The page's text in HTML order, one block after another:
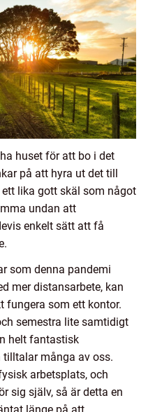
huset för att bo i det
på att hyra ut det till
lika gott skäl som något
undan att
enkelt sätt att få
som denna pandemi
mer distansarbete, kan
fungera som ett kontor.
semestra lite samtidigt
helt fantastisk
många av oss.
arbetsplats, och
sig själv, så är detta en
länge på att